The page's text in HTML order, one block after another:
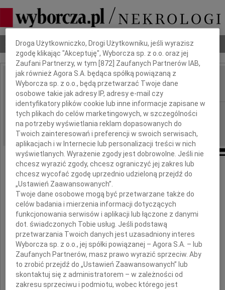
Nekrologi Odeszli Poradnik pogrzebowy
IMIĘ I NAZWISKO: Adam Taborski
REGION: Wrocław
DATA EMISJI: 16.07.2020
że 9 lipca 2020 roku odszedł
dr
Dbamy o Twoją prywatność
Droga Użytkowniczko, Drogi Użytkowniku, jeśli wyrazisz
zgodę klikając "Akceptuję", Wyborcza sp. z o.o. oraz jej
Zaufani Partnerzy, w tym [872 ] Zaufanych Partnerów IAB,
jak również Agora S.A. będąca spółką powiązaną z
Wyborcza sp. z o.o., będą przetwarzać Twoje dane
osobowe takie jak adresy IP, adresy e-mail czy
identyfikatory plików cookie lub inne informacje zapisane w
tych plikach do celów marketingowych, w szczególności
na potrzeby wyświetlania reklam dopasowanych do
Twoich zainteresowań i preferencji w swoich serwisach,
aplikacjach i w Internecie lub personalizacji treści w nich
wyświetlanych. Wyrażenie zgody jest dobrowolne. Jeśli nie
chcesz wyrazić zgody, chcesz ograniczyć jej zakres lub
chcesz wycofać zgodę uprzednio udzieloną przejdź do
„Ustawień Zaawansowanych”.
Twoje dane osobowe mogą być przetwarzane także do
celów badania i mierzenia informacji dotyczących
funkcjonowania serwisów i aplikacji lub łączone z danymi
dot. świadczonych Tobie usług. Jeśli podstawą
przetwarzania Twoich danych jest uzasadniony interes
Wyborcza sp. z o.o., jej spółki powiązanej – Agora S.A. – lub
Zaufanych Partnerów, masz prawo wyrazić sprzeciw. Aby
to zrobić przejdź do „Ustawień Zaawansowanych” lub
skontaktuj się z administratorem – w zależności od
zakresu sprzeciwu i podmiotu, wobec którego jest